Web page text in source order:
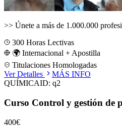
>> Únete a más de 1.000.000
300 Horas Lectivas
🌍 Internacional + Apostilla
Titulaciones Homologadas
Ver Detalles
MÁS INFO
QUÍMICAID: q2
Curso Control y gestión de
400€